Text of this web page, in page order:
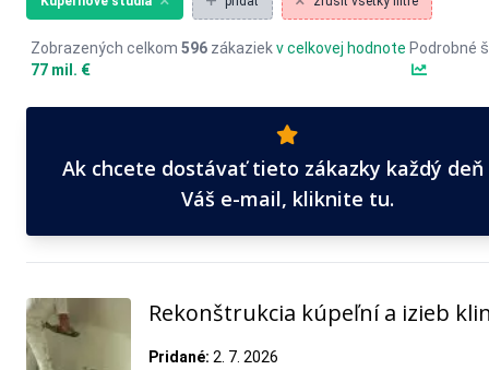
Zobrazených celkom 596 zákaziekv celkovej hodnote
77 mil. €
Podrobné
Ak chcete dostávať tieto zákazky každý deň
Váš e-mail, kliknite tu.
Rekonštrukcia kúpeľní a izieb
Pridané: 2. 7. 2026